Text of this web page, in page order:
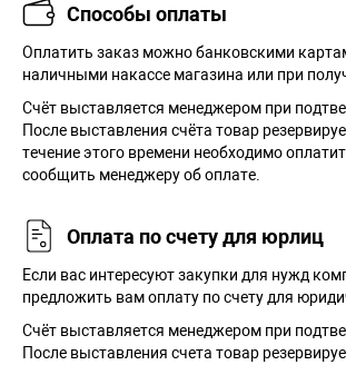
Способы оплаты
Оплатить заказ можно банковскими
наличными накассе магазина или при
Cчёт выставляется менеджером при
После выставления счёта товар
течение этого времени необходимо
сообщить менеджеру об оплате.
Оплата по счету для юрлиц
Если вас интересуют закупки для нужд
предложить вам оплату по счету для
Счёт выставляется менеджером при
После выставления счета товар